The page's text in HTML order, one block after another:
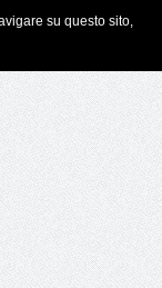
su questo sito,